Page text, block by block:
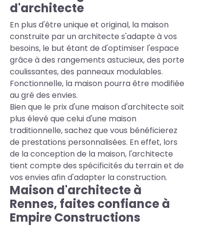
d'architecte
En plus d'être unique et original, la maison
construite par un architecte s'adapte à vos
besoins, le but étant de d'optimiser l'espace
grâce à des rangements astucieux, des porte
coulissantes, des panneaux modulables.
Fonctionnelle, la maison pourra être modifiée
au gré des envies.
Bien que le prix d'une maison d'architecte soit
plus élevé que celui d'une maison
traditionnelle, sachez que vous bénéficierez
de prestations personnalisées. En effet, lors
de la conception de la maison, l'architecte
tient compte des spécificités du terrain et de
vos envies afin d'adapter la construction.
Maison d'architecte à
Rennes, faites confiance à
Empire Constructions